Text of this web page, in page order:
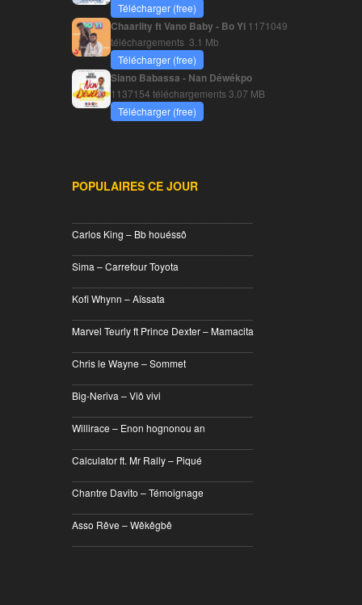
Télécharger (free)
Chaarlity ft Vano Baby - Bo Yi 1171049
téléchargements 3.1 Mb
Télécharger (free)
Siano Babassa - Nan Déwékpo
1137154 téléchargements3.07 MB
Télécharger (free)
POPULAIRES CE JOUR
Carlos King – Bb houéssô
Sima – Carrefour Toyota
Kofi Whynn – Aïssata
Marvel Teurly ft Prince Dexter – Mamacita
Chris le Wayne – Sommet
Big-Neriva – Viô vivi
Willirace – Enon hognonou an
Calculator ft. Mr Rally – Piqué
Chantre Davito – Témoignage
Asso Rêve – Wêkêgbê